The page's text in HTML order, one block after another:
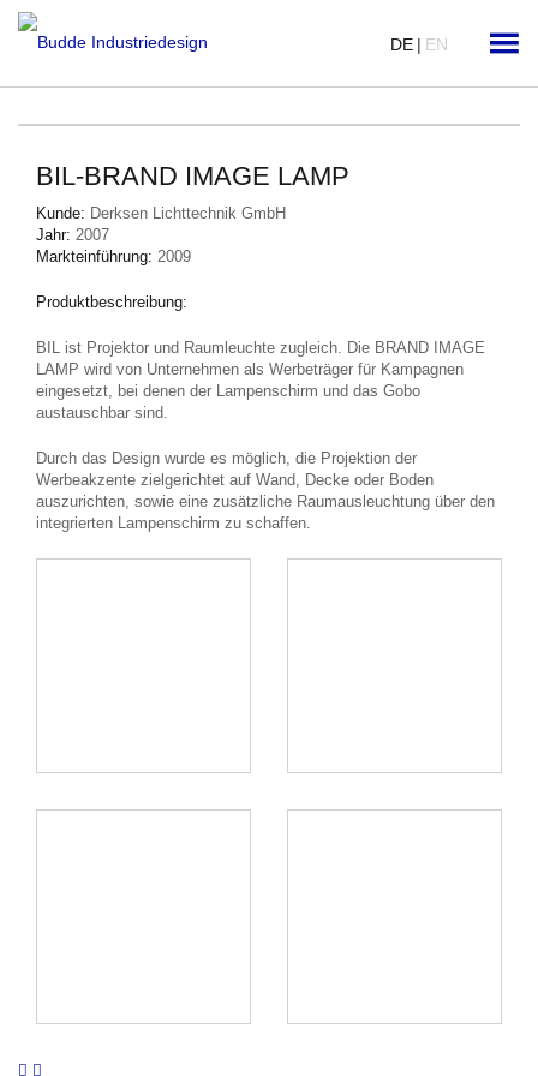
DE | EN
BIL-BRAND IMAGE LAMP
Kunde: Derksen Lichttechnik GmbH
Jahr: 2007
Markteinführung: 2009
Produktbeschreibung:
BIL ist Projektor und Raumleuchte zugleich. Die BRAND IMAGE
LAMP wird von Unternehmen als Werbeträger für Kampagnen
eingesetzt, bei denen der Lampenschirm und das Gobo
austauschbar sind.
Durch das Design wurde es möglich, die Projektion der
Werbeakzente zielgerichtet auf Wand, Decke oder Boden
auszurichten, sowie eine zusätzliche Raumausleuchtung über den
integrierten Lampenschirm zu schaffen.